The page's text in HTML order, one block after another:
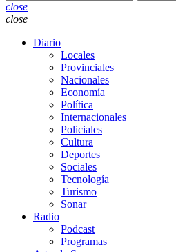
close
close
Diario
Locales
Provinciales
Nacionales
Economía
Política
Internacionales
Policiales
Cultura
Deportes
Sociales
Tecnología
Turismo
Sonar
Radio
Podcast
Programas